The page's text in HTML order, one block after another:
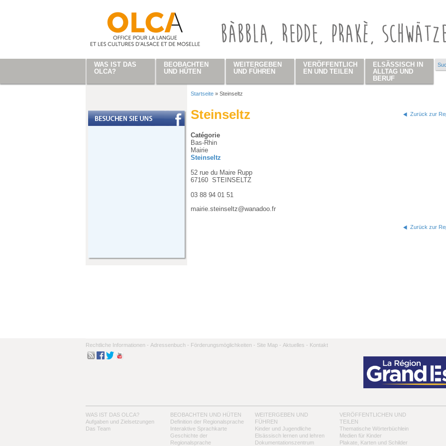
Startseite » Steinseltz
Zurück zur
Steinseltz
Catégorie
Bas-Rhin
Mairie
Steinseltz
52 rue du Maire Rupp
67160 STEINSELTZ
03 88 94 01 51
mairie.steinseltz@wanadoo.fr
Zurück zur
Rechtliche Informationen - Adressenbuch - Förderungsmöglichkeiten - Site Map - Aktuelles - Kontakt
WAS IST DAS OLCA?
Aufgaben und Zielsetzungen
Das Team
BEOBACHTEN UND HÜTEN
Definition der Regionalsprache
Interaktive Sprachkarte
Geschichte der
Regionalsprache
WEITERGEBEN UND
FÜHREN
Kinder und Jugendliche
Elsässisch lernen und lehren
Dokumentationszentrum
VERÖFFENTLICHEN UND
TEILEN
Thematische Wörterbüchlein
Medien für Kinder
Plakate, Karten und Schilder
WAS IST DAS
OLCA?
BEOBACHTEN
UND HÜTEN
WEITERGEBEN
UND FÜHREN
VERÖFFENTLICH
EN UND TEILEN
ELSÄSSISCH IN
ALLTAG UND
BERUF